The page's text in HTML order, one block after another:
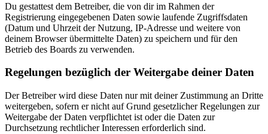
Du gestattest dem Betreiber, die von dir im Rahmen der
Registrierung eingegebenen Daten sowie laufende Zugriffsdaten
(Datum und Uhrzeit der Nutzung, IP-Adresse und weitere von
deinem Browser übermittelte Daten) zu speichern und für den
Betrieb des Boards zu verwenden.
Regelungen bezüglich der Weitergabe deiner Daten
Der Betreiber wird diese Daten nur mit deiner Zustimmung an Dritte
weitergeben, sofern er nicht auf Grund gesetzlicher Regelungen zur
Weitergabe der Daten verpflichtet ist oder die Daten zur
Durchsetzung rechtlicher Interessen erforderlich sind.